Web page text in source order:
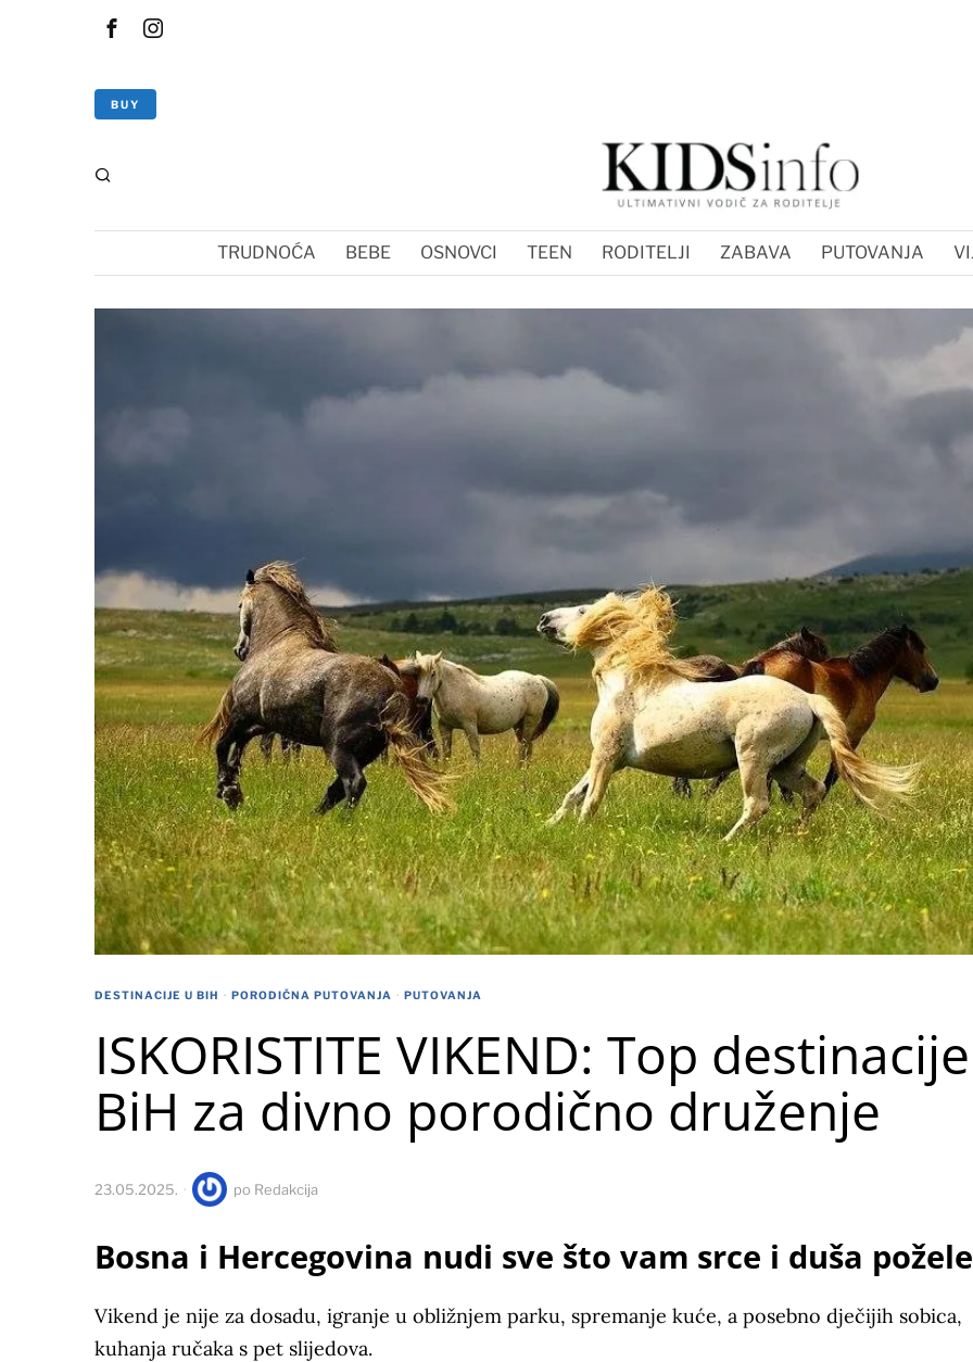
BUY
TRUDNOĆA BEBE OSNOVCI TEEN RODITELJI ZABAVA PUTOVANJA
DESTINACIJE U BIH · PORODIČNA PUTOVANJA · PUTOVANJA
ISKORISTITE VIKEND: Top
BiH za divno porodično druženje
23.05.2025. po Redakcija
Bosna i Hercegovina nudi sve što vam srce i duša požele
Vikend je nije za dosadu, igranje u obližnjem parku, spremanje kuće, a posebno dječijih sobica,
kuhanja ručaka s pet slijedova.